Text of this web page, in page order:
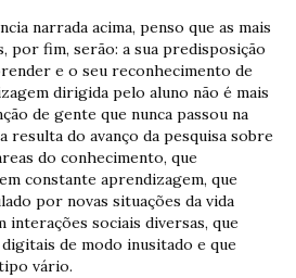
narrada acima, penso que as mais
por fim, serão: a sua predisposição
e o seu reconhecimento de
dirigida pelo aluno não é mais
de gente que nunca passou na
resulta do avanço da pesquisa sobre
do conhecimento, que
constante aprendizagem, que
por novas situações da vida
interações sociais diversas, que
de modo inusitado e que
vário.